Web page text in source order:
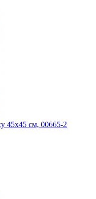
45х45 см, 00665-2